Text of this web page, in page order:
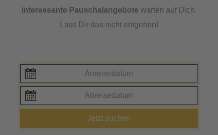
interessante Pauschalangebote warten auf Dich.
Lass Dir das nicht entgehen!
Jetzt suchen